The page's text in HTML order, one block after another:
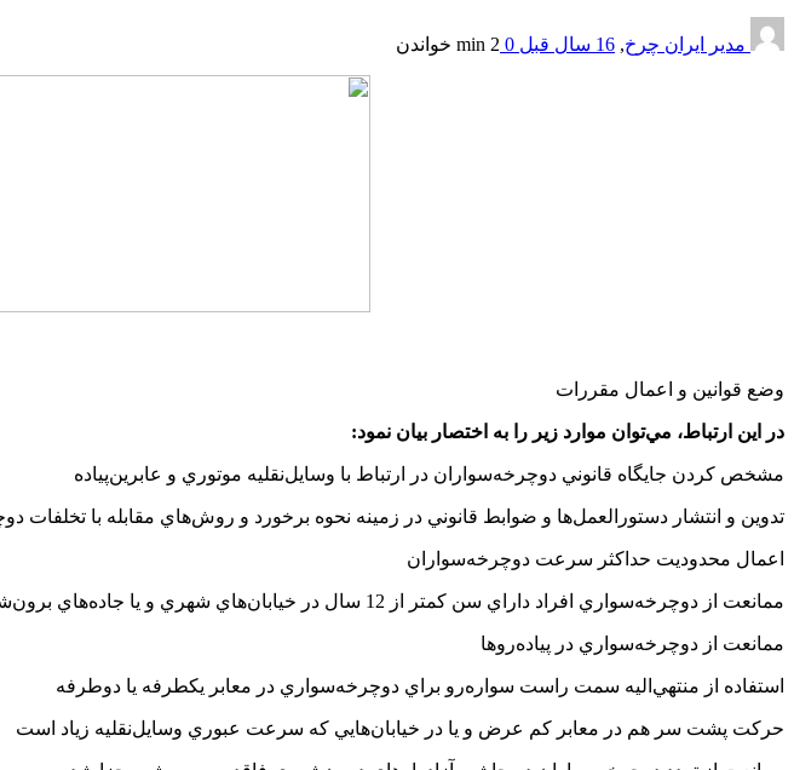
مدیر ایران چرخ, 16 سال قبل 0
2 min خواندن
وضع قوانين و اعمال مقررات
در اين ارتباط، ميتوان موارد زير را به اختصار بيان نمود:
مشخص کردن جايگاه قانوني دوچرخه‌سواران در ارتباط با وسايل‌نقليه موتوري و عابرين‌پياده
تدوين و انتشار دستورالعمل‌ها و ضوابط قانوني در زمينه نحوه برخورد و روش‌هاي مقابله با تخلفات
اعمال محدوديت حداكثر سرعت دوچرخه‌سواران
ممانعت از دوچرخه‌سواري افراد داراي سن كمتر از 12 سال در خيابان‌هاي شهري و يا جاده‌هاي برون‌شهري
ممانعت از دوچرخه‌سواري در پياده‌روها
استفاده از منتهي‌اليه سمت راست سواره‌رو براي دوچرخه‌سواري در معابر يكطرفه يا دوطرفه
حرکت پشت سر هم در معابر كم عرض و يا در خيابان‌هايي كه سرعت عبوري وسايل‌نقليه زياد است